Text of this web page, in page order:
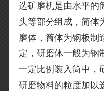
选矿磨机是由水平的
头等部分组成，简体
磨体，筒体为钢板制
定，研磨体一般为钢
一定比例装入筒中，
研磨物料的粒度加以